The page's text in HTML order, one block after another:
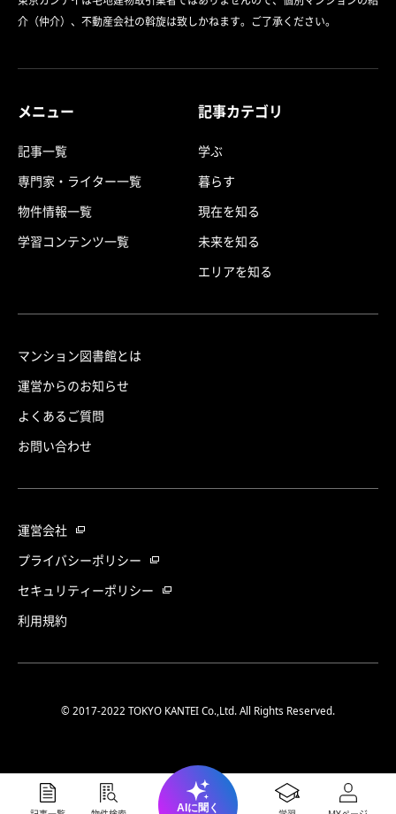
AIに聞く
介（仲介）、不動産会社の斡旋は致しかねます。ご了承ください。
メニュー
記事一覧
専門家・ライター一覧
物件情報一覧
学習コンテンツ一覧
記事カテゴリ
学ぶ
暮らす
現在を知る
未来を知る
エリアを知る
マンション図書館とは
運営からのお知らせ
よくあるご質問
お問い合わせ
運営会社
プライバシーポリシー
セキュリティーポリシー
利用規約
© 2017-2022 TOKYO KANTEI Co.,Ltd. All Rights Reserved.